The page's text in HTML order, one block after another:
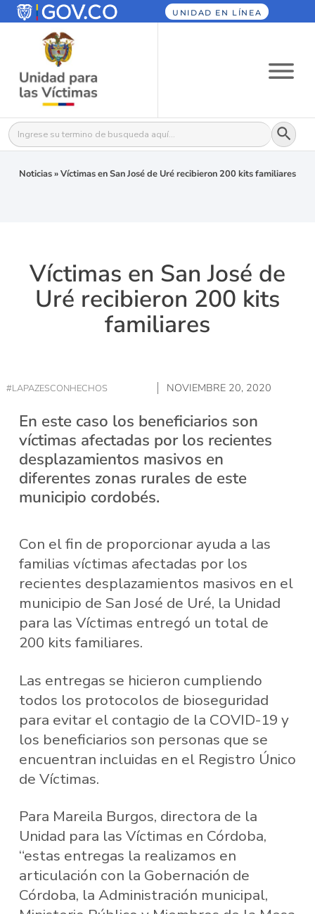
UNIDAD EN LÍNEA
Buscar: Botón
Noticias»Víctimas en San José de Uré recibieron 200 kits familiares
Víctimas en San José de
Uré recibieron 200 kits
familiares
#LAPAZESCONHECHOS NOVIEMBRE 20, 2020
En este caso los beneficiarios son
víctimas afectadas por los recientes
desplazamientos masivos en
diferentes zonas rurales de este
municipio cordobés.
Con el fin de proporcionar ayuda a las
familias víctimas afectadas por los
recientes desplazamientos masivos en el
municipio de San José de Uré, la Unidad
para las Víctimas entregó un total de
200 kits familiares.
Las entregas se hicieron cumpliendo
todos los protocolos de bioseguridad
para evitar el contagio de la COVID-19 y
los beneficiarios son personas que se
encuentran incluidas en el Registro Único
de Víctimas.
Para Mareila Burgos, directora de la
Unidad para las Víctimas en Córdoba,
“estas entregas la realizamos en
articulación con la Gobernación de
Córdoba, la Administración municipal,